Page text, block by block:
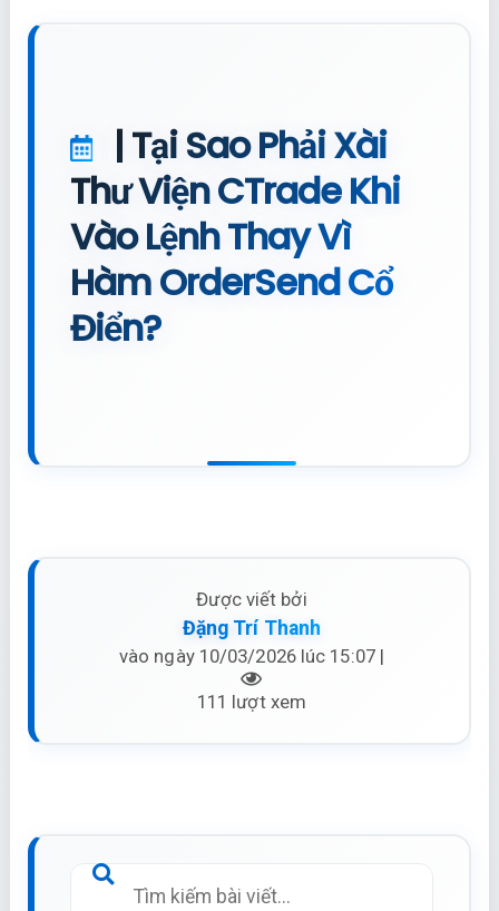
| Tại Sao Phải Xài
Thư Viện CTrade Khi
Vào Lệnh Thay Vì
Hàm OrderSend Cổ
Điển?
Được viết bởi
Đặng Trí Thanh
vào ngày 10/03/2026 lúc 15:07 |
111 lượt xem